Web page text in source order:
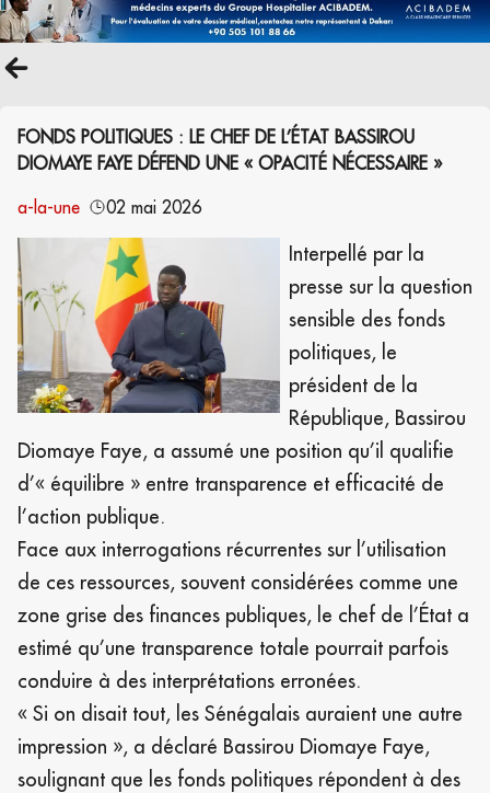
FONDS POLITIQUES : LE CHEF DE L’ÉTAT BASSIROU
DIOMAYE FAYE DÉFEND UNE « OPACITÉ NÉCESSAIRE »
a-la-une
02 mai 2026
Interpellé par la
presse sur la question
sensible des fonds
politiques, le
président de la
République, Bassirou
Diomaye Faye, a assumé une position qu’il qualifie
d’« équilibre » entre transparence et efficacité de
l’action publique.
Face aux interrogations récurrentes sur l’utilisation
de ces ressources, souvent considérées comme une
zone grise des finances publiques, le chef de l’État a
estimé qu’une transparence totale pourrait parfois
conduire à des interprétations erronées.
« Si on disait tout, les Sénégalais auraient une autre
impression », a déclaré Bassirou Diomaye Faye,
soulignant que les fonds politiques répondent à des